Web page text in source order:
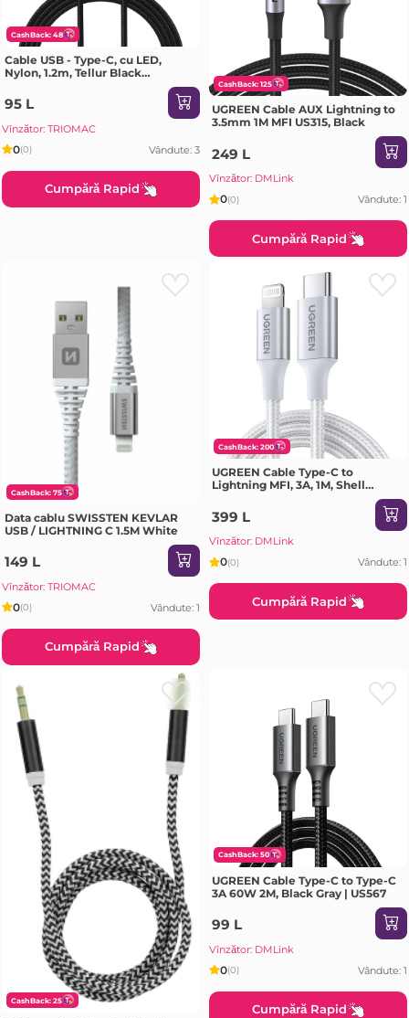
CashBack: 48
Cable USB - Type-C, cu LED,
Nylon, 1.2m, Tellur Black
95 L
Vînzător: TRIOMAC
0(0) Vândute: 3
Cumpără Rapid
CashBack: 125
UGREEN Cable AUX Lightning to
3.5mm 1M MFI US315, Black
249 L
Vînzător: DMLink
0(0) Vândute: 1
Cumpără Rapid
CashBack: 75
Data cablu SWISSTEN KEVLAR
USB / LIGHTNING C 1.5M White
149 L
Vînzător: TRIOMAC
0(0) Vândute: 1
Cumpără Rapid
CashBack: 200
UGREEN Cable Type-C to
Lightning MFI, 3A, 1M, Shell
399 L
Vînzător: DMLink
0(0) Vândute: 1
Cumpără Rapid
CashBack: 25
CashBack: 50
UGREEN Cable Type-C to Type-C
3A 60W 2M, Black Gray | US567
99 L
Vînzător: DMLink
0(0) Vândute: 1
Cumpără Rapid